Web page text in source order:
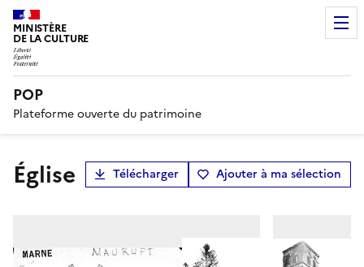
MINISTÈRE
DE LA CULTURE
POP
Plateforme ouverte du patrimoine
Église Télécharger Ajouter à ma sélection